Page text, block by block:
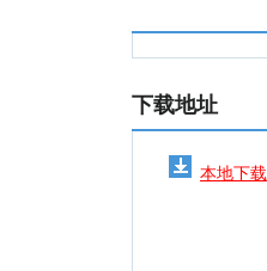
下载地址
本地下载